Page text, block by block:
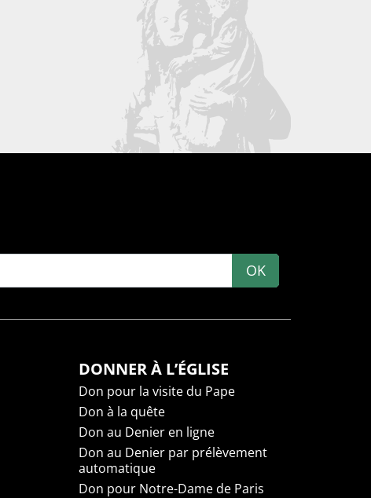
OK
DONNER À L’ÉGLISE
Don pour la visite du Pape
Don à la quête
Don au Denier en ligne
Don au Denier par prélèvement
automatique
Don pour Notre-Dame de Paris